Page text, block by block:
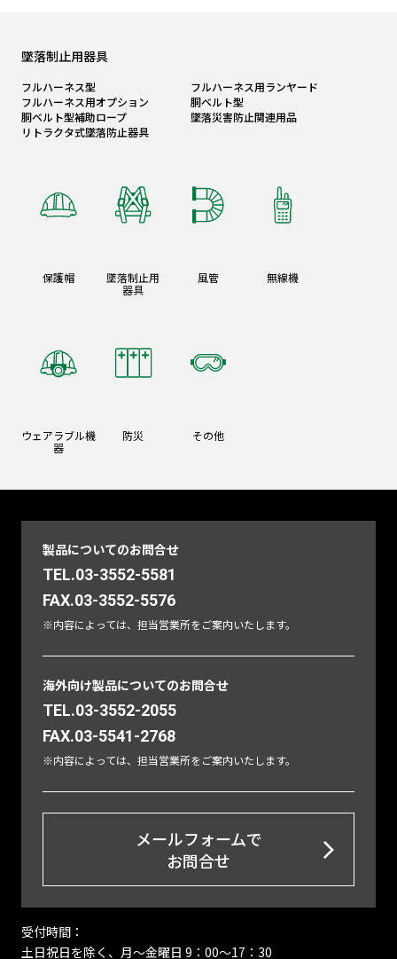
墜落制止用器具
フルハーネス型
フルハーネス用ランヤード
フルハーネス用オプション
胴ベルト型
胴ベルト型補助ロープ
墜落災害防止関連用品
リトラクタ式墜落防止器具
保護帽
墜落制止用
器具
風管 無線機
ウェアラブル機
器
防災 その他
製品についてのお問合せ
TEL.03-3552-5581
FAX.03-3552-5576
※内容によっては、担当営業所をご案内いたします。
海外向け製品についてのお問合せ
TEL.03-3552-2055
FAX.03-5541-2768
※内容によっては、担当営業所をご案内いたします。
メールフォームで
お問合せ
受付時間：
土日祝日を除く、月〜金曜日 9：00～17：30